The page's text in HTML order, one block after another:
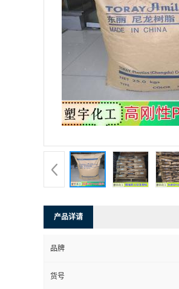
产品详请
品牌
货号